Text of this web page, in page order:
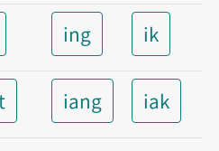
ing ik
iang iak